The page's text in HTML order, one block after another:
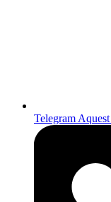
Telegram